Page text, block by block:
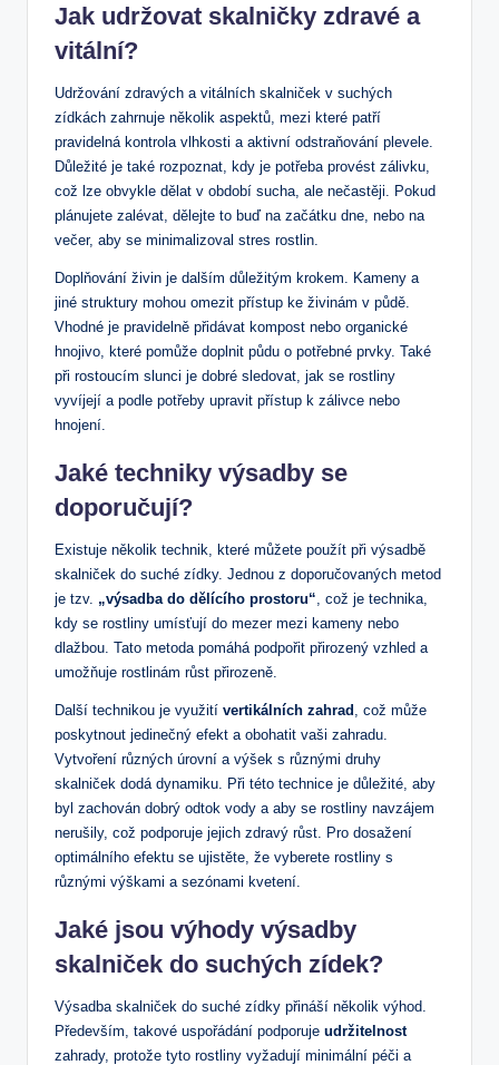
Jak udržovat skalničky⁣ zdravé a
vitální?
Udržování zdravých a vitálních ⁢skalniček v suchých
zídkách zahrnuje několik aspektů,⁤ mezi které patří
pravidelná kontrola vlhkosti a ⁣aktivní odstraňování plevele.
Důležité ⁣je také rozpoznat, kdy je potřeba provést zálivku,
což lze obvykle dělat v období sucha,‌ ale nečastěji. Pokud
plánujete zalévat, dělejte to buď na začátku dne, nebo na
večer, aby se minimalizoval stres rostlin.
Doplňování živin je dalším⁣ důležitým krokem. Kameny a
jiné struktury mohou​ omezit přístup ke živinám v půdě.
Vhodné je pravidelně přidávat ‍kompost nebo organické
hnojivo, které pomůže doplnit⁢ půdu o potřebné prvky. Také
při rostoucím slunci je dobré sledovat, jak se rostliny
vyvíjejí a podle potřeby upravit přístup k zálivce nebo
hnojení.
Jaké techniky výsadby se
doporučují?
Existuje několik technik, které můžete použít při výsadbě
skalniček do suché zídky. Jednou z doporučovaných metod
je tzv. „výsadba do dělícího prostoru“ , což je technika,
kdy se rostliny⁤ umísťují do mezer mezi kameny‍ nebo
dlažbou. Tato metoda pomáhá podpořit přirozený vzhled a
umožňuje rostlinám růst přirozeně.
Další technikou⁣ je využití vertikálních zahrad
, což může
poskytnout jedinečný efekt a obohatit⁣ vaši zahradu.
Vytvoření různých⁣ úrovní a výšek s různými ‍druhy
skalniček dodá dynamiku. Při této technice​ je důležité,⁤ aby
byl zachován dobrý odtok vody a ‌aby se rostliny navzájem
nerušily, ⁢což podporuje⁢ jejich zdravý‌ růst. Pro dosažení
optimálního efektu se ujistěte, ⁢že vyberete rostliny s
různými výškami a sezónami kvetení.
Jaké jsou výhody výsadby
skalniček do‌ suchých ⁤zídek?
Výsadba skalniček do suché zídky⁣ přináší několik výhod.
Především, takové uspořádání podporuje udržitelnost
zahrady, protože tyto rostliny vyžadují minimální péči ⁤a